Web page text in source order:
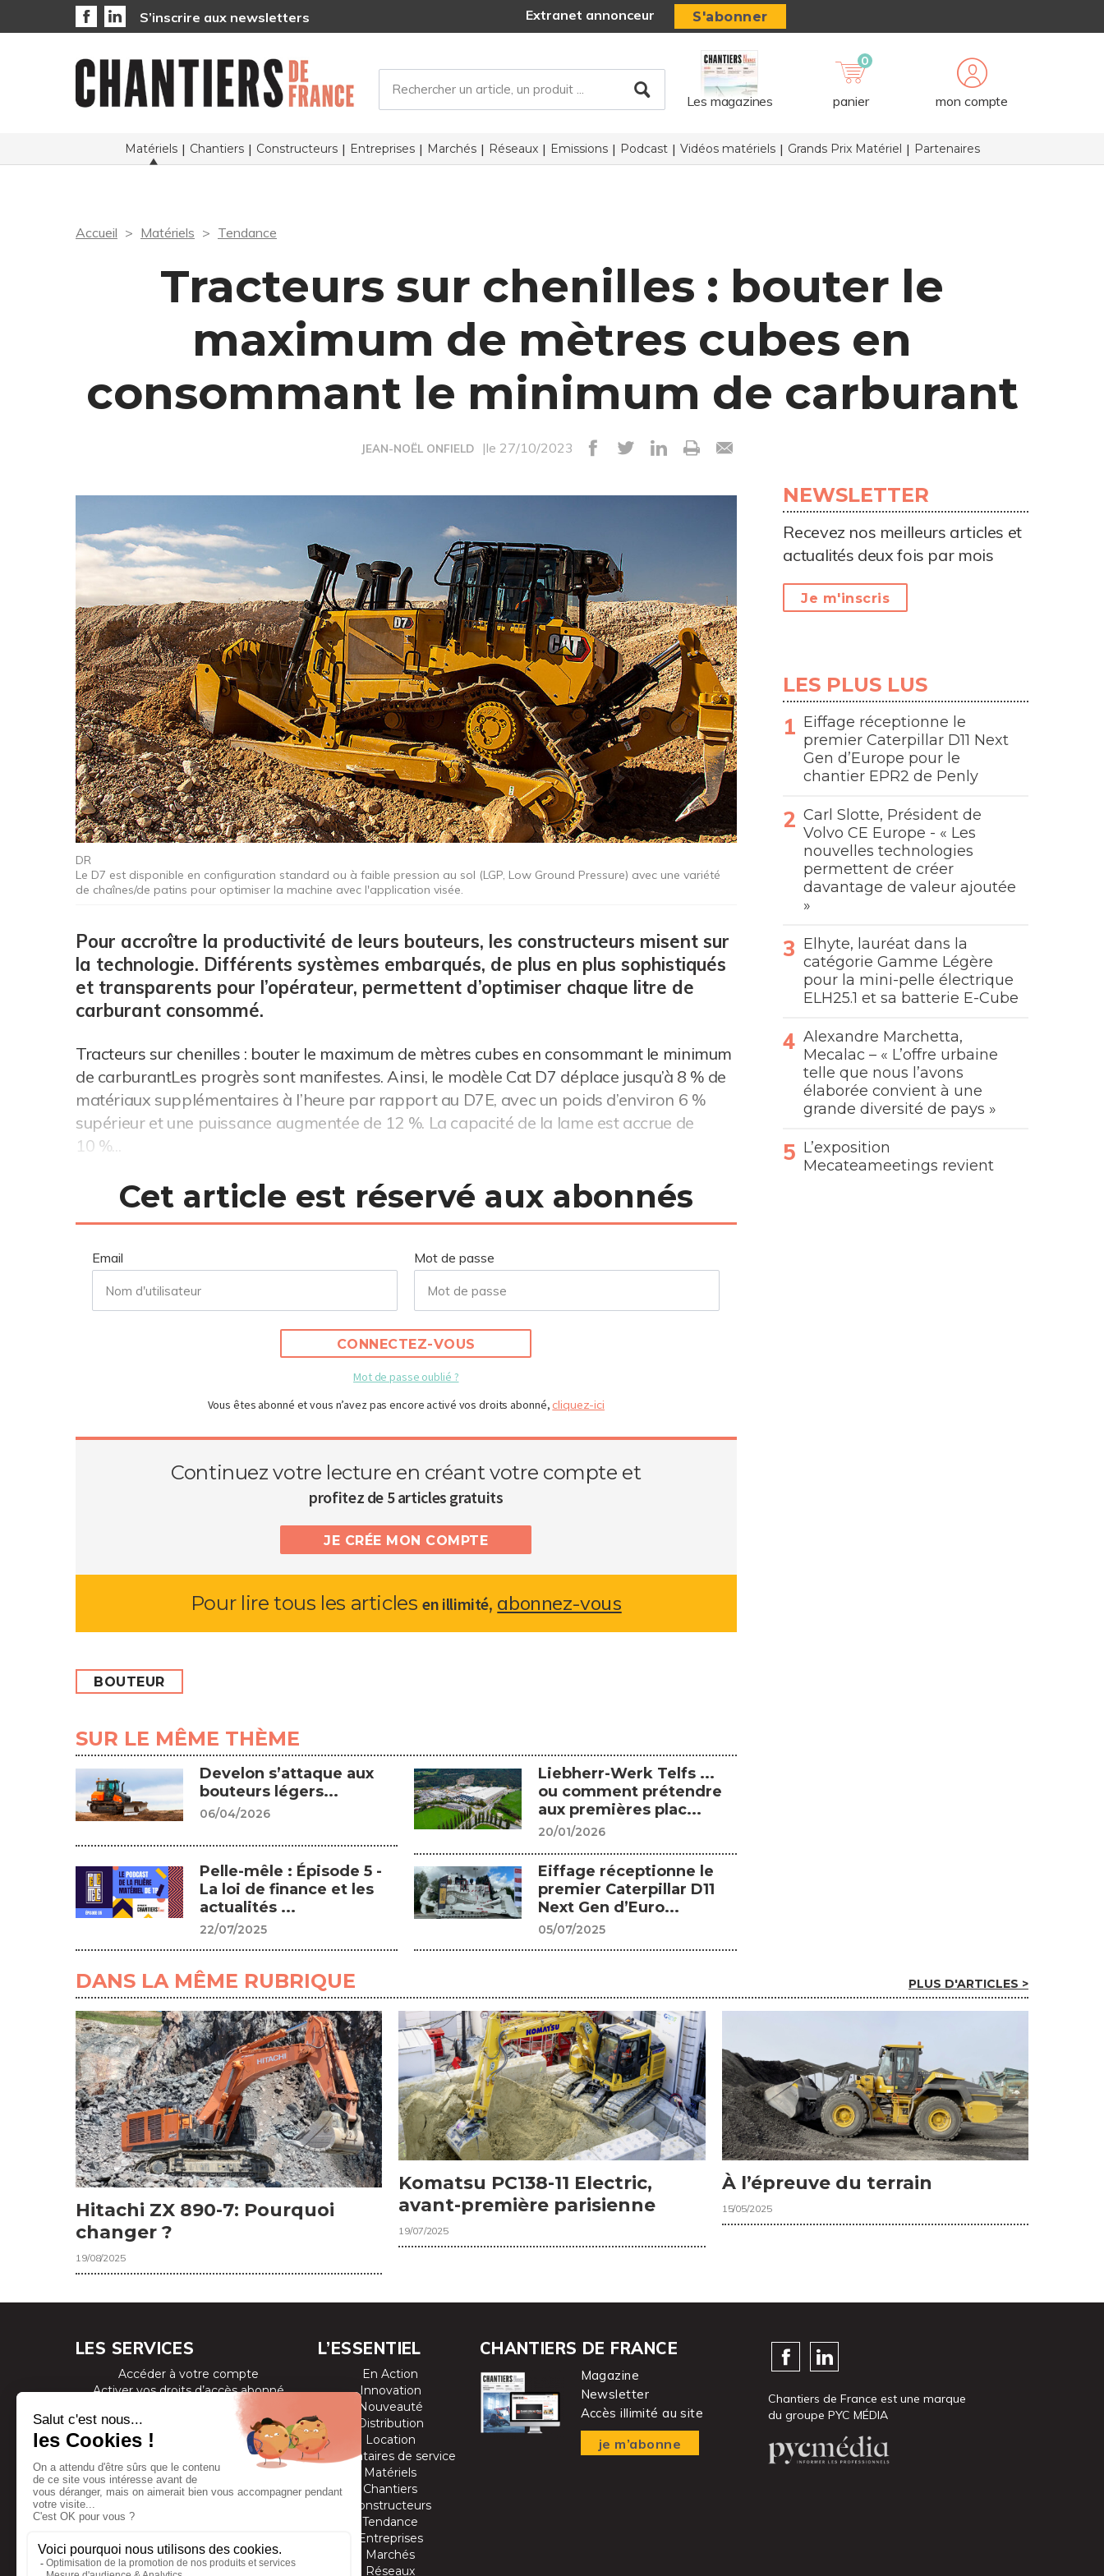
S’inscrire aux newsletters Extranet annonceur S'abonner
Les magazines
0
panier mon compte
Matériels Chantiers Constructeurs Entreprises Marchés Réseaux Emissions Podcast Vidéos matériels Grands Prix Matériel Partenaires
Accueil Matériels Tendance
Tracteurs sur chenilles : bouter le
maximum de mètres cubes en
consommant le minimum de carburant
JEAN-NOËL ONFIELD |le 27/10/2023
DR
Le D7 est disponible en configuration standard ou à faible pression au sol (LGP, Low Ground Pressure) avec une variété
de chaînes/de patins pour optimiser la machine avec l'application visée.
Pour accroître la productivité de leurs bouteurs, les constructeurs misent sur
la technologie. Différents systèmes embarqués, de plus en plus sophistiqués
et transparents pour l’opérateur, permettent d’optimiser chaque litre de
carburant consommé.
Tracteurs sur chenilles : bouter le maximum de mètres cubes en consommant le minimum
de carburantLes progrès sont manifestes. Ainsi, le modèle Cat D7 déplace jusqu’à 8 % de
matériaux supplémentaires à l’heure par rapport au D7E, avec un poids d’environ 6 %
supérieur et une puissance augmentée de 12 %. La capacité de la lame est accrue de
10 %...
Cet article est réservé aux abonnés
Email Mot de passe
CONNECTEZ-VOUS
Mot de passe oublié ?
Vous êtes abonné et vous n’avez pas encore activé vos droits abonné, cliquez-ici
Continuez votre lecture en créant votre compte et
profitez de 5 articles gratuits
JE CRÉE MON COMPTE
Pour lire tous les articlesen illimité, abonnez-vous
BOUTEUR
SUR LE MÊME THÈME
Develon s’attaque aux
bouteurs légers...
06/04/2026
Liebherr-Werk Telfs ...
ou comment prétendre
aux premières plac...
20/01/2026
Pelle-mêle : Épisode 5 -
La loi de finance et les
actualités ...
22/07/2025
Eiffage réceptionne le
premier Caterpillar D11
Next Gen d’Euro...
05/07/2025
NEWSLETTER
Recevez nos meilleurs articles et
actualités deux fois par mois
Je m'inscris
LES PLUS LUS
Eiffage réceptionne le
premier Caterpillar D11 Next
Gen d’Europe pour le
chantier EPR2 de Penly
Carl Slotte, Président de
Volvo CE Europe - « Les
nouvelles technologies
permettent de créer
davantage de valeur ajoutée
»
Elhyte, lauréat dans la
catégorie Gamme Légère
pour la mini-pelle électrique
ELH25.1 et sa batterie E-Cube
Alexandre Marchetta,
Mecalac – « L’offre urbaine
telle que nous l’avons
élaborée convient à une
grande diversité de pays »
L’exposition
Mecateameetings revient
DANS LA MÊME RUBRIQUE PLUS D'ARTICLES >
Hitachi ZX 890-7: Pourquoi
changer ?
19/08/2025
Komatsu PC138-11 Electric,
avant-première parisienne
19/07/2025
À l’épreuve du terrain
15/05/2025
LES SERVICES
Accéder à votre compte
Activer vos droits d’accès abonné
Consulter les magazines
S’inscrire aux newsletters
Devenir annonceur
Se connecter à l’extranet annonceur
Nous contacter
L’ESSENTIEL
En Action
Innovation
Nouveauté
Distribution
Location
Prestataires de service
Matériels
Chantiers
Constructeurs
Tendance
Entreprises
Marchés
Réseaux
CHANTIERS DE FRANCE
Magazine
Newsletter
Accès illimité au site
je m’abonne
Chantiers de France est une marque
du groupe PYC MÉDIA